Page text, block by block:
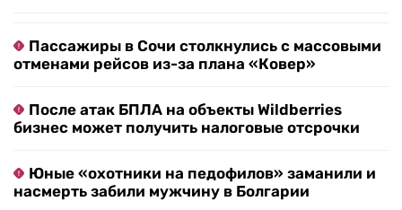
Пассажиры в Сочи столкнулись с массовыми
отменами рейсов из-за плана «Ковер»
После атак БПЛА на объекты Wildberries
бизнес может получить налоговые отсрочки
Юные «охотники на педофилов» заманили и
насмерть забили мужчину в Болгарии